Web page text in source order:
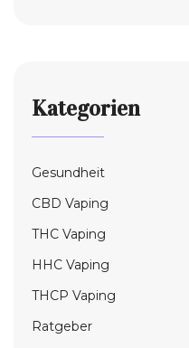
Kategorien
Gesundheit
CBD Vaping
THC Vaping
HHC Vaping
THCP Vaping
Ratgeber